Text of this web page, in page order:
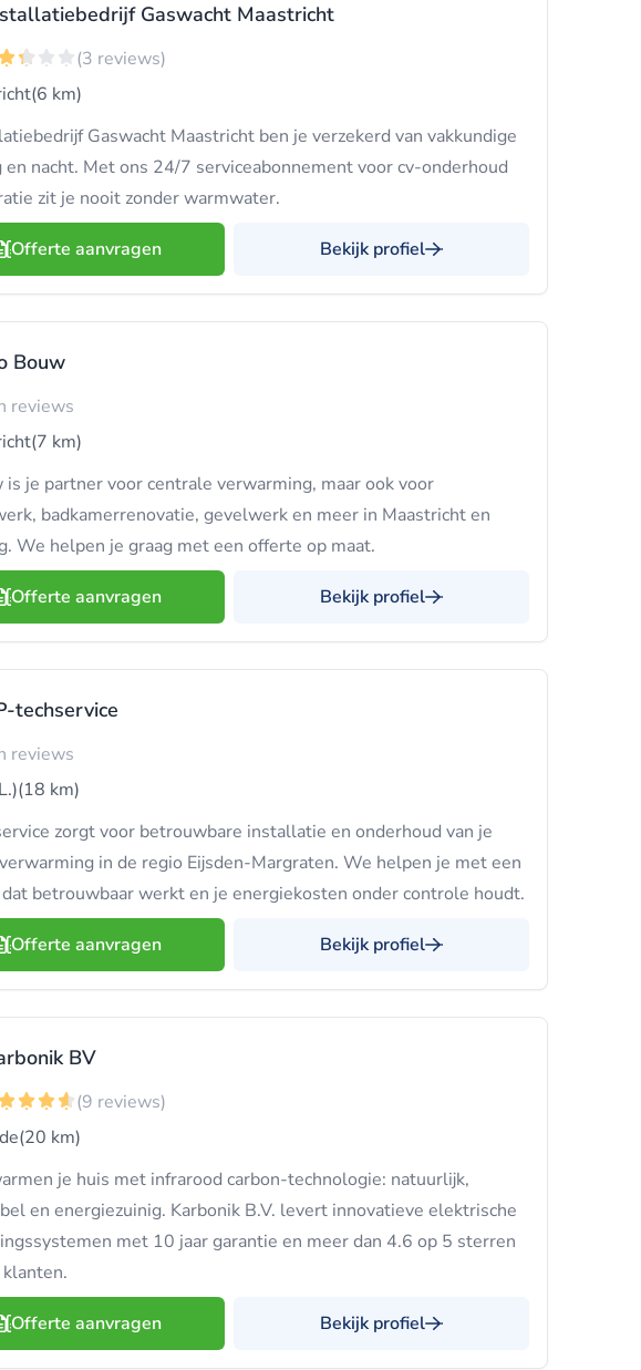
Gaswacht Maastricht
(3 reviews)
(6 km)
Gaswacht Maastricht ben je verzekerd van vakkundige
en nacht. Met ons 24/7 serviceabonnement voor cv-onderhoud
zit je nooit zonder warmwater.
Offerte aanvragen Bekijk profiel
Bouw
reviews
(7 km)
is je partner voor centrale verwarming, maar ook voor
badkamerrenovatie, gevelwerk en meer in Maastricht en
We helpen je graag met een offerte op maat.
Offerte aanvragen Bekijk profiel
techservice
reviews
(18 km)
zorgt voor betrouwbare installatie en onderhoud van je
in de regio Eijsden-Margraten. We helpen je met een
betrouwbaar werkt en je energiekosten onder controle houdt.
Offerte aanvragen Bekijk profiel
BV
(9 reviews)
(20 km)
je huis met infrarood carbon-technologie: natuurlijk,
en energiezuinig. Karbonik B.V. levert innovatieve elektrische
met 10 jaar garantie en meer dan 4.6 op 5 sterren
Offerte aanvragen Bekijk profiel